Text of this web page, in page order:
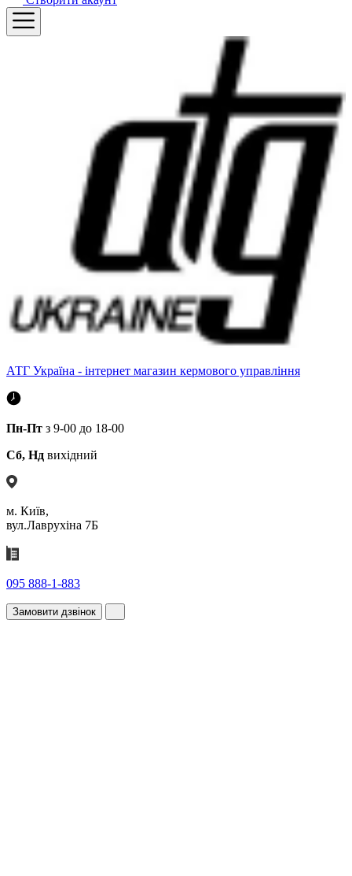
АТГ Україна - інтернет магазин кермового управління
Пн-Пт з 9-00 до 18-00
Сб, Нд вихідний
м. Київ,
вул.Лаврухіна 7Б
095 888-1-883
Замовити дзвінок